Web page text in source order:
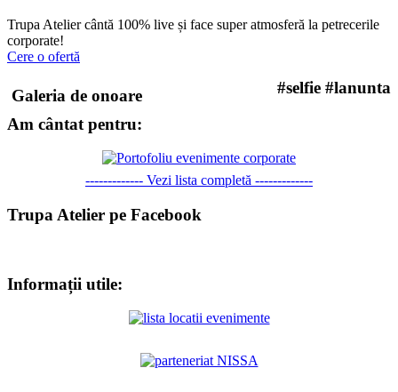
Trupa Atelier cântă 100% live și face super atmosferă la petrecerile
corporate!
Cere o ofertă
Galeria de onoare
#selfie #lanunta
Am cântat pentru:
------------- Vezi lista completă -------------
Trupa Atelier pe Facebook
Informații utile: